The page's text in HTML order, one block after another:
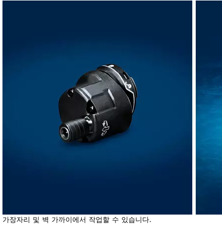
가장자리 및 벽 가까이에서 작업할 수 있습니다.